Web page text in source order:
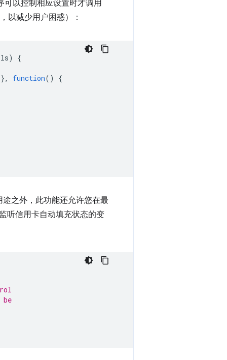
以控制相应设置时才调用
以减少用户困惑）：
) {
}, function() {
之外，此功能还允许您在最
听信用卡自动填充状态的变